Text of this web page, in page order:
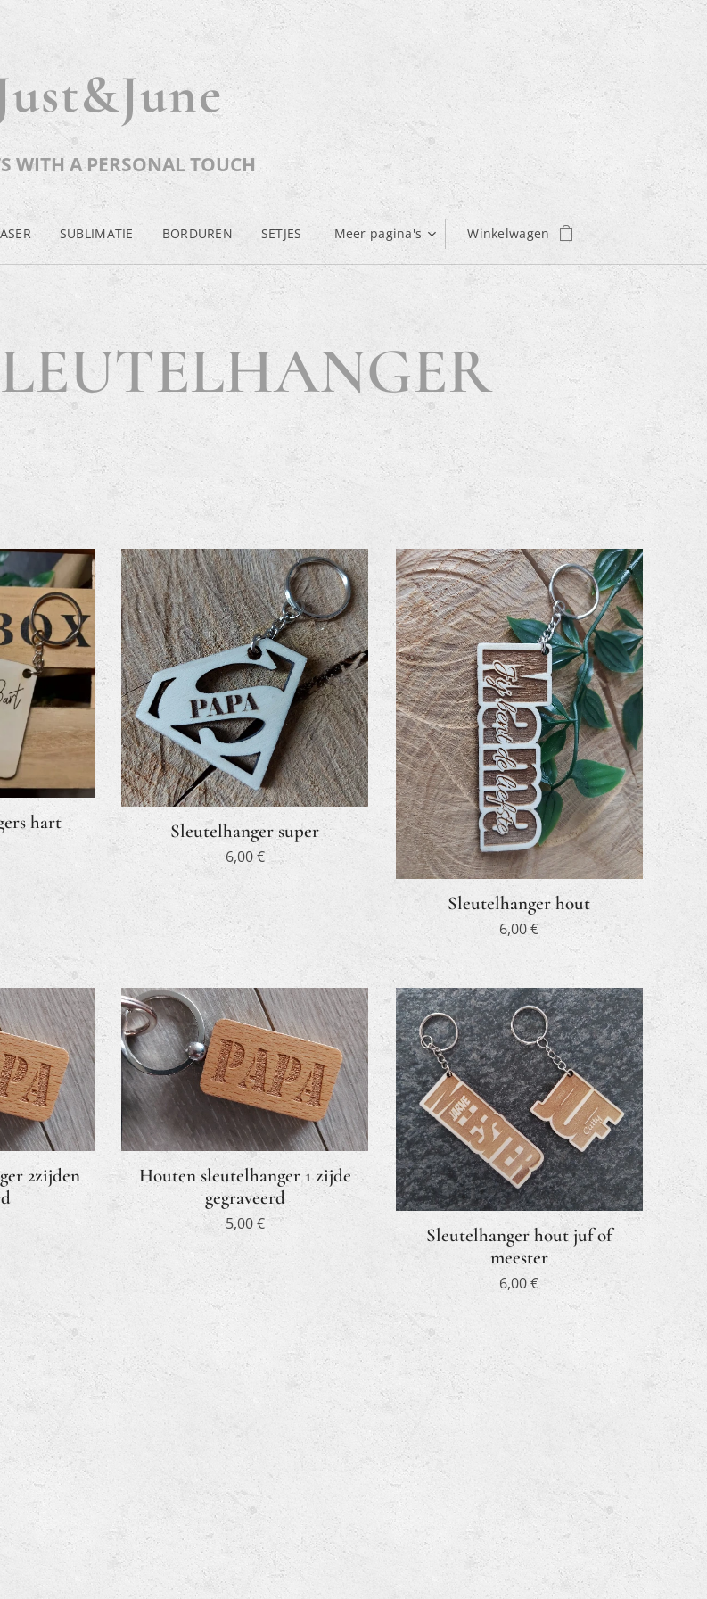
WITH A PERSONAL TOUCH
SUBLIMATIE BORDUREN SETJES Meer pagina's Winkelwagen
hart Sleutelhanger super
6,00€
Sleutelhanger hout
6,00€
2zijden
Houten sleutelhanger 1 zijde
gegraveerd
5,00€
Sleutelhanger hout juf of
meester
6,00€